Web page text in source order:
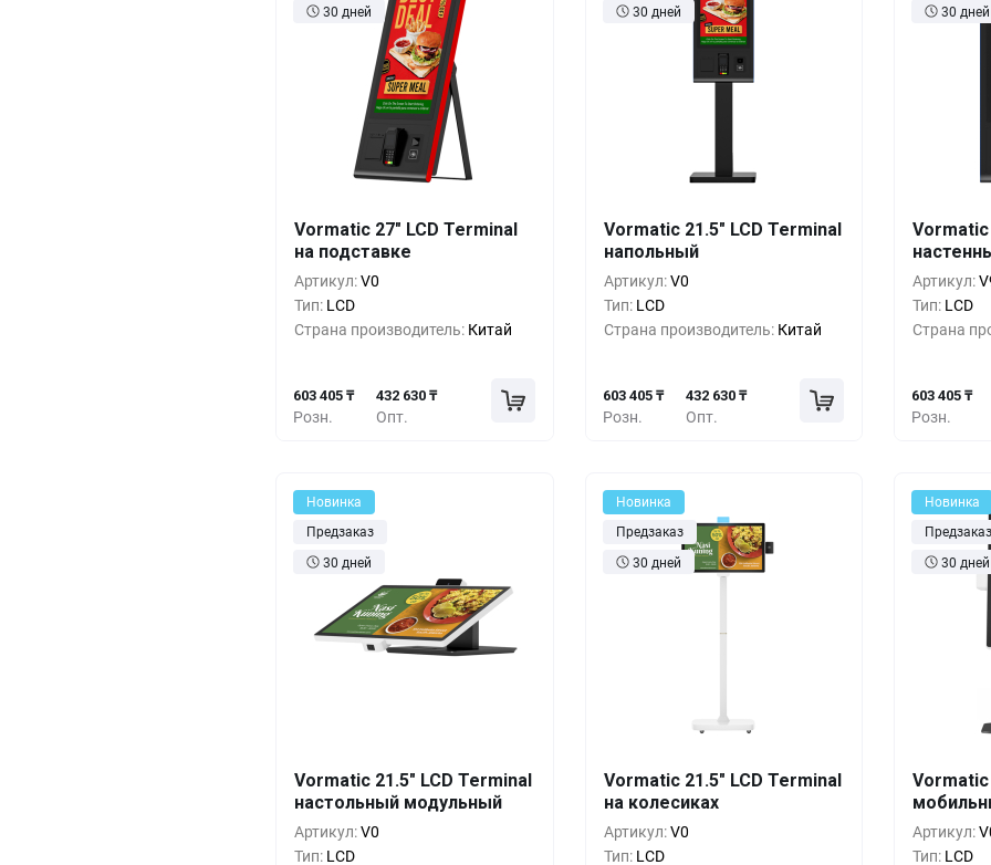
30 дней
Vormatic 27" LCD Terminal
на подставке
Артикул:V0
Тип: LCD
Страна производитель: Китай
Розн.
603 405 ₸
Опт.
432 630 ₸
1+ 0%
10+ -18% 489 555 ₸
30 дней
Vormatic 21.5" LCD Terminal
напольный
Артикул:V0
Тип: LCD
Страна производитель: Китай
Розн.
603 405 ₸
Опт.
432 630 ₸
1+ 0%
10+ -18% 489 555 ₸
30 дней
Vormatic
Артикул:
Тип: LCD
Страна
Розн.
603 405 ₸
1+
10+
Новинка
Предзаказ
30 дней
Vormatic 21.5" LCD Terminal
настольный модульный
Артикул:V0
Тип: LCD
1+ 0% 626 175 ₸
Новинка
Предзаказ
30 дней
Vormatic 21.5" LCD Terminal
на колесиках
Артикул:V0
Тип: LCD
1+ 0%
Новинка
Предзаказ
30 дней
Vormatic
Артикул:
Тип: LCD
1+